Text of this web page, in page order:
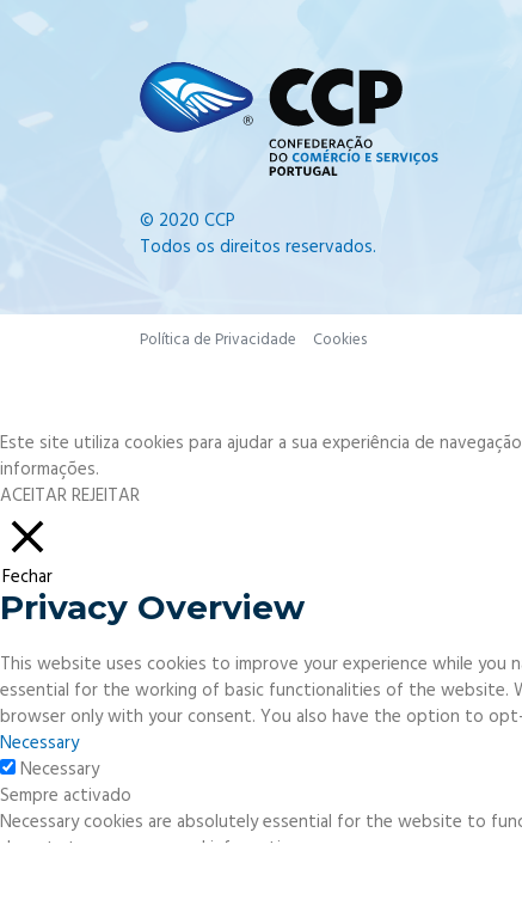
© 2020 CCP
Todos os direitos reservados.
Política de Privacidade Cookies
Este site utiliza cookies para ajudar a sua experiência de
informações.
ACEITARREJEITAR
Fechar
Privacy Overview
This website uses cookies to improve your experience while
essential for the working of basic functionalities of the website.
browser only with your consent. You also have the option to
Necessary
Necessary
Sempre activado
Necessary cookies are absolutely essential for the website to
do not store any personal information.